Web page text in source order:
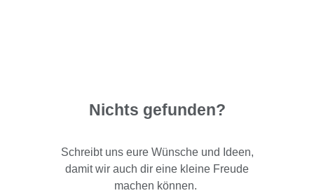
Nichts gefunden?
Schreibt uns eure Wünsche und Ideen,
damit wir auch dir eine kleine Freude
machen können.